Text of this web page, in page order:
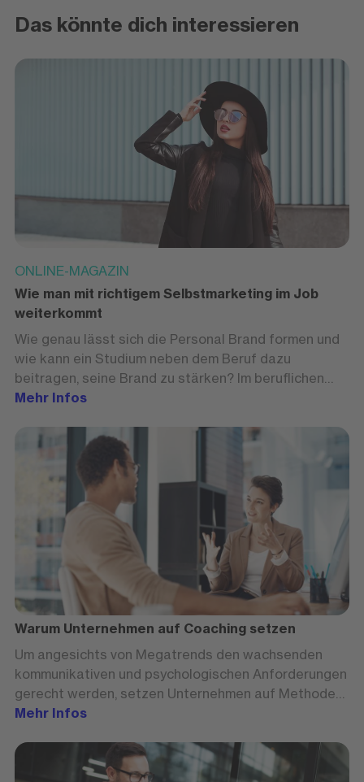
Das könnte dich interessieren
ONLINE-MAGAZIN
Wie man mit richtigem Selbstmarketing im Job
weiterkommt
Wie genau lässt sich die Personal Brand formen und
wie kann ein Studium neben dem Beruf dazu
beitragen, seine Brand zu stärken? Im beruflichen
Kontext kann die eigne Brand über das
geht.
Mehr Infos
Warum Unternehmen auf Coaching setzen
Um angesichts von Megatrends den wachsenden
kommunikativen und psychologischen Anforderungen
gerecht werden, setzen Unternehmen auf Methoden
aus dem Coaching.
Mehr Infos